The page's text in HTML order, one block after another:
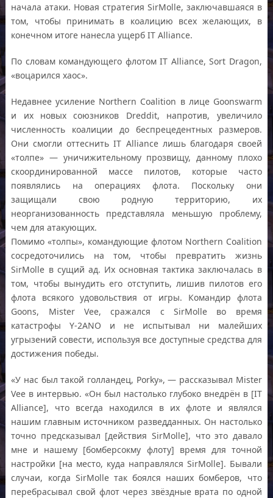
начала атаки. Новая стратегия SirMolle, заключавшаяся в
том, чтобы принимать в коалицию всех желающих, в
конечном итоге нанесла ущерб IT Alliance.
По словам командующего флотом IT Alliance, Sort Dragon,
«воцарился хаос».
Недавнее усиление Northern Coalition в лице Goonswarm
и их новых союзников Dreddit, напротив, увеличило
численность коалиции до беспрецедентных размеров.
Они смогли оттеснить IT Alliance лишь благодаря своей
«толпе» — уничижительному прозвищу, данному плохо
скоординированной массе пилотов, которые часто
появлялись на операциях флота. Поскольку они
защищали свою родную территорию, их
неорганизованность представляла меньшую проблему,
чем для атакующих.
Помимо «толпы», командующие флотом Northern Coalition
сосредоточились на том, чтобы превратить жизнь
SirMolle в сущий ад. Их основная тактика заключалась в
том, чтобы вынудить его отступить, лишив пилотов его
флота всякого удовольствия от игры. Командир флота
Goons, Mister Vee, сражался с SirMolle во время
катастрофы Y-2ANO и не испытывал ни малейших
угрызений совести, используя все доступные средства для
достижения победы.
«У нас был такой голландец, Porky», — рассказывал Mister
Vee в интервью. «Он был настолько глубоко внедрён в [IT
Alliance], что всегда находился в их флоте и являлся
нашим главным источником разведданных. Он настолько
точно предсказывал [действия SirMolle], что это давало
мне и нашему [бомберсокму флоту] время для точной
настройки [на место, куда направлялся SirMolle]. Бывали
случаи, когда SirMolle так боялся наших бомберов, что
перебрасывал свой флот через звёздные врата по одной